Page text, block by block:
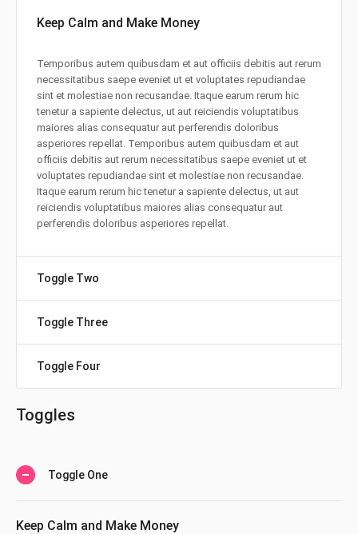
Keep Calm and Make Money
Temporibus autem quibusdam et aut officiis debitis aut rerum
necessitatibus saepe eveniet ut et voluptates repudiandae
sint et molestiae non recusandae. Itaque earum rerum hic
tenetur a sapiente delectus, ut aut reiciendis voluptatibus
maiores alias consequatur aut perferendis doloribus
asperiores repellat. Temporibus autem quibusdam et aut
officiis debitis aut rerum necessitatibus saepe eveniet ut et
voluptates repudiandae sint et molestiae non recusandae.
Itaque earum rerum hic tenetur a sapiente delectus, ut aut
reiciendis voluptatibus maiores alias consequatur aut
perferendis doloribus asperiores repellat.
Toggle Two
Toggle Three
Toggle Four
Toggles
Toggle One
Keep Calm and Make Money